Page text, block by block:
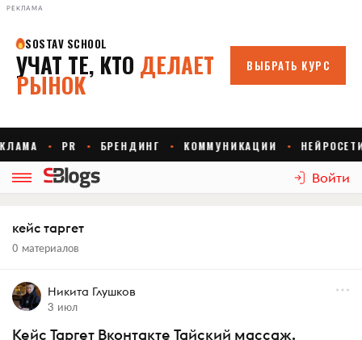
РЕКЛАМА
Войти
кейс таргет
0 материалов
Никита Глушков
3 июл
Кейс Таргет Вконтакте Тайский массаж.